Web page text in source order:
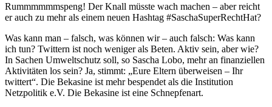
Rummmmmmspeng! Der Knall müsste wach machen – aber reicht
er auch zu mehr als einem neuen Hashtag #SaschaSuperRechtHat?
Was kann man – falsch, was können wir – auch falsch: Was kann
ich tun? Twittern ist noch weniger als Beten. Aktiv sein, aber wie?
In Sachen Umweltschutz soll, so Sascha Lobo, mehr an finanziellen
Aktivitäten los sein? Ja, stimmt: „Eure Eltern überweisen – Ihr
twittert“. Die Bekasine ist mehr bespendet als die Institution
Netzpolitik e.V. Die Bekasine ist eine Schnepfenart.